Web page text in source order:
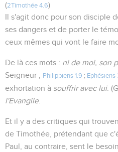
(2Timothée 4.6)
Il s'agit donc pour son disciple
ses dangers et de porter le
ceux mêmes qui vont le faire
De là ces mots : ni de moi, son
Seigneur ; Philippiens 1.9 ; Ephésiens
exhortation à souffrir avec lui.
l'Evangile.
Et il y a des critiques qui
de Timothée, prétendant que
Paul, au contraire, sent le